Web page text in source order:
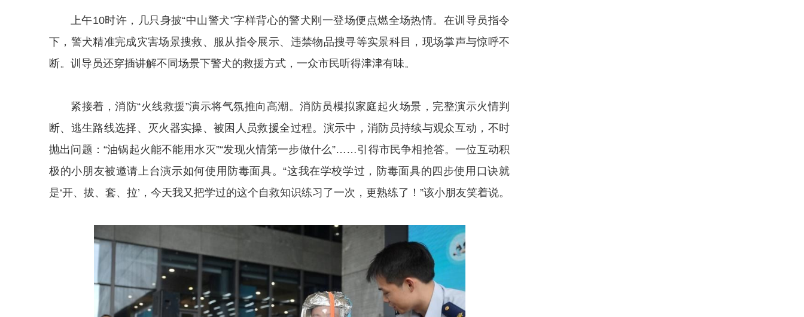
上午10时许，几只身披“中山警犬”字样背心的警犬刚一登场便点燃全场热情。在训导员指令
下，警犬精准完成灾害场景搜救、服从指令展示、违禁物品搜寻等实景科目，现场掌声与惊呼不
断。训导员还穿插讲解不同场景下警犬的救援方式，一众市民听得津津有味。
紧接着，消防“火线救援”演示将气氛推向高潮。消防员模拟家庭起火场景，完整演示火情判
断、逃生路线选择、灭火器实操、被困人员救援全过程。演示中，消防员持续与观众互动，不时
抛出问题：“油锅起火能不能用水灭”“发现火情第一步做什么”……引得市民争相抢答。一位互动积
极的小朋友被邀请上台演示如何使用防毒面具。“这我在学校学过，防毒面具的四步使用口诀就
是‘开、拔、套、拉’，今天我又把学过的这个自救知识练习了一次，更熟练了！”该小朋友笑着说。